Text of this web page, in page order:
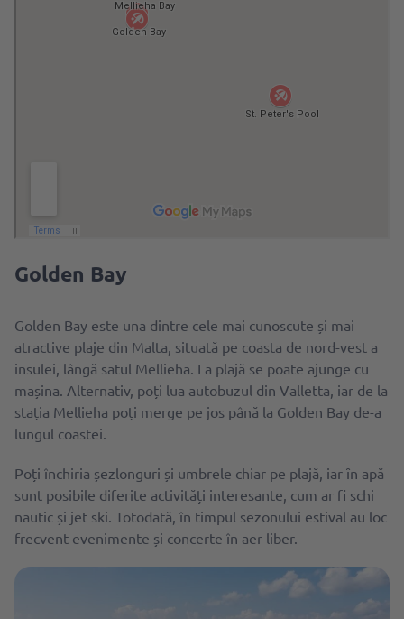
Golden Bay
Golden Bay este una dintre cele mai cunoscute și mai
atractive plaje din Malta, situată pe coasta de nord-vest a
insulei, lângă satul Mellieha. La plajă se poate ajunge cu
mașina. Alternativ, poți lua autobuzul din Valletta, iar de la
stația Mellieha poți merge pe jos până la Golden Bay de-a
lungul coastei.
Poți închiria șezlonguri și umbrele chiar pe plajă, iar ȋn apă
sunt posibile diferite activități interesante, cum ar fi schi
nautic și jet ski. Totodată, în timpul sezonului estival au loc
frecvent evenimente și concerte în aer liber.